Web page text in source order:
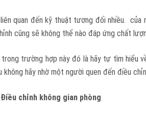
quan đến kỹ thuật tương đối nhiều. của
cũng sẽ không thể nào đáp ứng chất
trường hợp này đó là hãy tự tìm hiểu
không hãy nhờ một người quen đến điều
Điều chỉnh không gian phòng